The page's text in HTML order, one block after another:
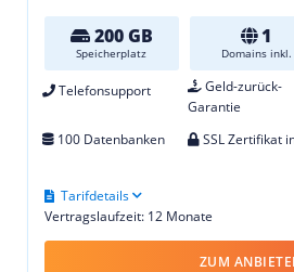
200 GB
Speicherplatz
1
Domains inkl.
Telefonsupport
Geld-zurück-
Garantie
100 Datenbanken SSL Zertifikat
Vertragslaufzeit: 12 Monate
Tarifdetails
ZUM